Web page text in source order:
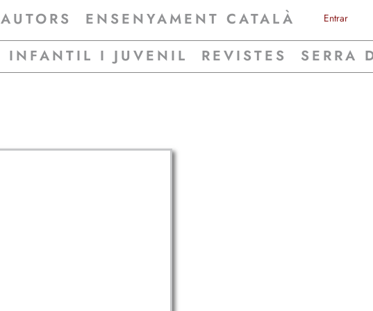
AUTORS ENSENYAMENT CATALÀ Entrar
INFANTIL I JUVENIL REVISTES SERRA